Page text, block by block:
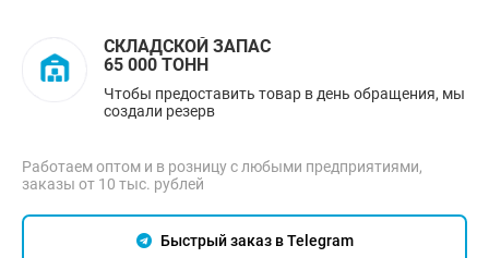
СКЛАДСКОЙ ЗАПАС
65 000 ТОНН
Чтобы предоставить товар в день обращения, мы
создали резерв
Работаем оптом и в розницу с любыми предприятиями,
заказы от 10 тыс. рублей
Быстрый заказ в Telegram